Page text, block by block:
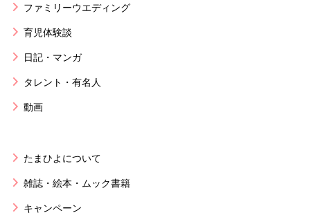
ファミリーウエディング
育児体験談
日記・マンガ
タレント・有名人
動画
たまひよについて
雑誌・絵本・ムック書籍
キャンペーン